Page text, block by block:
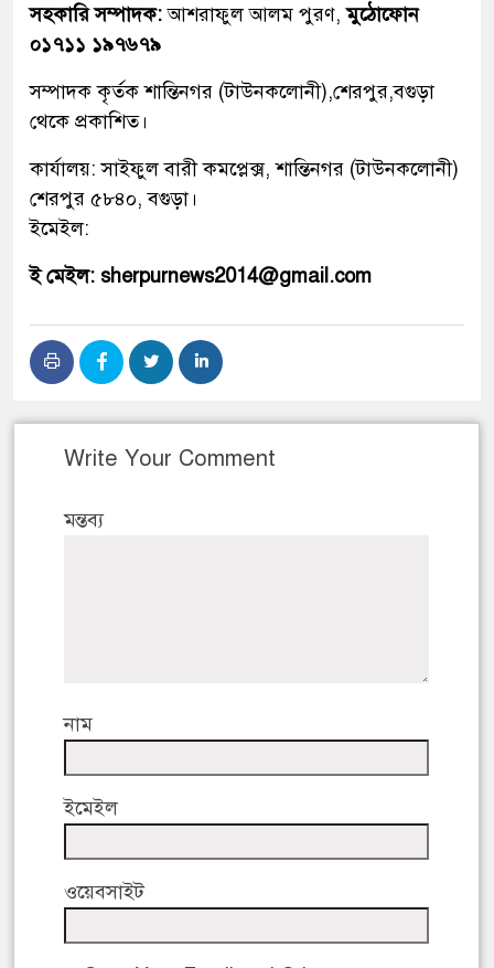
সহকারি সম্পাদক:আশরাফুল আলম পুরণ,মুঠোফোন
০১৭১১ ১৯৭৬৭৯
সম্পাদক কৃর্তক শান্তিনগর (টাউনকলোনী),শেরপুর,বগুড়া
থেকে প্রকাশিত।
কার্যালয়: সাইফুল বারী কমপ্লেক্স, শান্তিনগর (টাউনকলোনী)
শেরপুর ৫৮৪০, বগুড়া।
ইমেইল:
ই মেইল: sherpurnews2014@gmail.com
Write Your Comment
মন্তব্য
নাম
ইমেইল
ওয়েবসাইট